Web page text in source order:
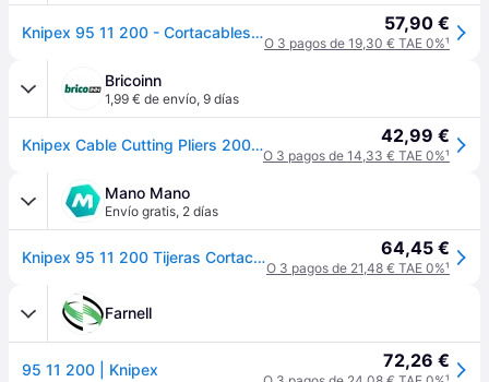
Knipex 95 11 200 - Cortacables doble filo 200 mm con mangos PVC 57,90 €
O 3 pagos de 19,30 € TAE 0%¹
Bricoinn
1,99 € de envío, 9 días
Knipex Cable Cutting Pliers 200 Mm Rojo 42,99 €
O 3 pagos de 14,33 € TAE 0%¹
Mano Mano
Envío gratis, 2 días
Knipex 95 11 200 Tijeras Cortacables Con Filo De Corte Doble Recubiertos De Plástico Barnizados 200 Mm 64,45 €
O 3 pagos de 21,48 € TAE 0%¹
Farnell
95 11 200 | Knipex 72,26 €